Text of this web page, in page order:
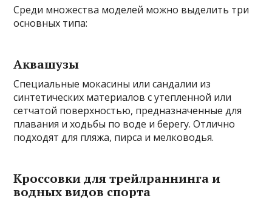
Среди множества моделей можно выделить три
основных типа:
Аквашузы
Специальные мокасины или сандалии из
синтетических материалов с утепленной или
сетчатой поверхностью, предназначенные для
плавания и ходьбы по воде и берегу. Отлично
подходят для пляжа, пирса и мелководья.
Кроссовки для трейлраннинга и
водных видов спорта